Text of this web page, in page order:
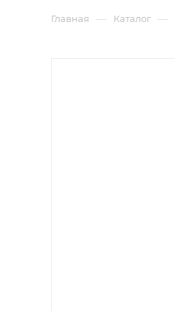
Главная — Каталог —